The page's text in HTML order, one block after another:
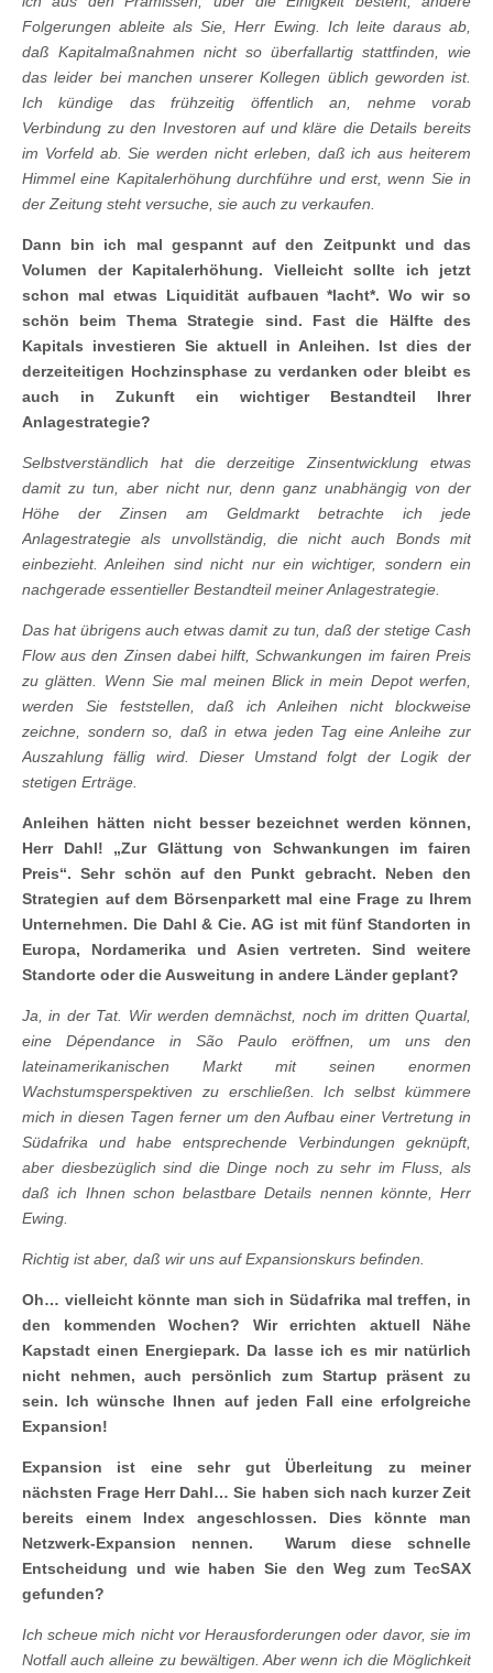
Folgerungen ableite als Sie, Herr Ewing. Ich leite daraus ab,
daß Kapitalmaßnahmen nicht so überfallartig stattfinden, wie
das leider bei manchen unserer Kollegen üblich geworden ist.
Ich kündige das frühzeitig öffentlich an, nehme vorab
Verbindung zu den Investoren auf und kläre die Details bereits
im Vorfeld ab. Sie werden nicht erleben, daß ich aus heiterem
Himmel eine Kapitalerhöhung durchführe und erst, wenn Sie in
der Zeitung steht versuche, sie auch zu verkaufen.
Dann bin ich mal gespannt auf den Zeitpunkt und das
Volumen der Kapitalerhöhung. Vielleicht sollte ich jetzt
schon mal etwas Liquidität aufbauen *lacht*. Wo wir so
schön beim Thema Strategie sind. Fast die Hälfte des
Kapitals investieren Sie aktuell in Anleihen. Ist dies der
derzeiteitigen Hochzinsphase zu verdanken oder bleibt es
auch in Zukunft ein wichtiger Bestandteil Ihrer
Anlagestrategie?
Selbstverständlich hat die derzeitige Zinsentwicklung etwas
damit zu tun, aber nicht nur, denn ganz unabhängig von der
Höhe der Zinsen am Geldmarkt betrachte ich jede
Anlagestrategie als unvollständig, die nicht auch Bonds mit
einbezieht. Anleihen sind nicht nur ein wichtiger, sondern ein
nachgerade essentieller Bestandteil meiner Anlagestrategie.
Das hat übrigens auch etwas damit zu tun, daß der stetige Cash
Flow aus den Zinsen dabei hilft, Schwankungen im fairen Preis
zu glätten. Wenn Sie mal meinen Blick in mein Depot werfen,
werden Sie feststellen, daß ich Anleihen nicht blockweise
zeichne, sondern so, daß in etwa jeden Tag eine Anleihe zur
Auszahlung fällig wird. Dieser Umstand folgt der Logik der
stetigen Erträge.
Anleihen hätten nicht besser bezeichnet werden können,
Herr Dahl! „Zur Glättung von Schwankungen im fairen
Preis“. Sehr schön auf den Punkt gebracht. Neben den
Strategien auf dem Börsenparkett mal eine Frage zu Ihrem
Unternehmen. Die Dahl & Cie. AG ist mit fünf Standorten in
Europa, Nordamerika und Asien vertreten. Sind weitere
Standorte oder die Ausweitung in andere Länder geplant?
Ja, in der Tat. Wir werden demnächst, noch im dritten Quartal,
eine Dépendance in São Paulo eröffnen, um uns den
lateinamerikanischen Markt mit seinen enormen
Wachstumsperspektiven zu erschließen. Ich selbst kümmere
mich in diesen Tagen ferner um den Aufbau einer Vertretung in
Südafrika und habe entsprechende Verbindungen geknüpft,
aber diesbezüglich sind die Dinge noch zu sehr im Fluss, als
daß ich Ihnen schon belastbare Details nennen könnte, Herr
Ewing.
Richtig ist aber, daß wir uns auf Expansionskurs befinden.
Oh… vielleicht könnte man sich in Südafrika mal treffen, in
den kommenden Wochen? Wir errichten aktuell Nähe
Kapstadt einen Energiepark. Da lasse ich es mir natürlich
nicht nehmen, auch persönlich zum Startup präsent zu
sein. Ich wünsche Ihnen auf jeden Fall eine erfolgreiche
Expansion!
Expansion ist eine sehr gut Überleitung zu meiner
nächsten Frage Herr Dahl…Sie haben sich nach kurzer Zeit
bereits einem Index angeschlossen. Dies könnte man
Netzwerk-Expansion nennen.
Warum diese schnelle
Entscheidung und wie haben Sie den Weg zum TecSAX
gefunden?
Ich scheue mich nicht vor Herausforderungen oder davor, sie im
Notfall auch alleine zu bewältigen. Aber wenn ich die Möglichkeit